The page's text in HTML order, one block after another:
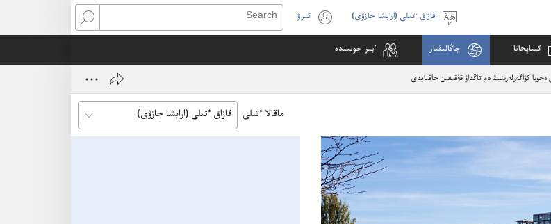
ٴتىلدى
تاڭداۋ
قازاق ٴتىلى (ارابشا جازۋى) كىرۋ
(opens
Search
كىتاپحانا جاڭالىقتار ٴ‌بىز جونىندە
كۋاگە‌رلە‌رىنىڭ ە‌م تاڭداۋ قۇ‌قىعىن جاقتايدى
ماقالا ٴتىلى